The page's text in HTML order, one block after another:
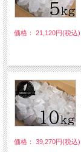
価格： 21,120円(税込)
価格： 39,270円(税込)